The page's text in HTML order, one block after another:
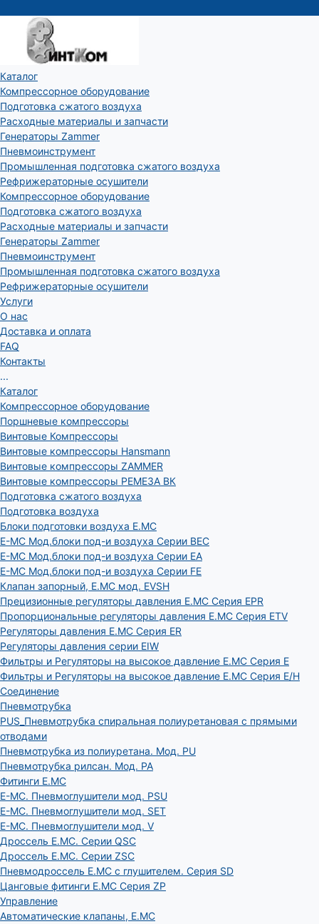
Каталог
Компрессорное оборудование
Подготовка сжатого воздуха
Расходные материалы и запчасти
Генераторы Zammer
Пневмоинструмент
Промышленная подготовка сжатого воздуха
Рефрижераторные осушители
Компрессорное оборудование
Подготовка сжатого воздуха
Расходные материалы и запчасти
Генераторы Zammer
Пневмоинструмент
Промышленная подготовка сжатого воздуха
Рефрижераторные осушители
Услуги
О нас
Доставка и оплата
FAQ
Контакты
...
Каталог
Компрессорное оборудование
Поршневые компрессоры
Винтовые Компрессоры
Винтовые компрессоры Hansmann
Винтовые компрессоры ZAMMER
Винтовые компрессоры РЕМЕЗА ВК
Подготовка сжатого воздуха
Подготовка воздуха
Блоки подготовки воздуха E.MC
E-MC Мод.блоки под-и воздуха Серии BEC
E-MC Мод.блоки под-и воздуха Серии EA
E-MC Мод.блоки под-и воздуха Серии FE
Клапан запорный, E.MC мод. EVSH
Прецизионные регуляторы давления E.MC Серия EPR
Пропорциональные регуляторы давления E.MC Серия ETV
Регуляторы давления E.MC Серия ER
Регуляторы давления серии EIW
Фильтры и Регуляторы на высокое давление E.MC Серия E
Фильтры и Регуляторы на высокое давление E.MC Серия E/H
Соединение
Пневмотрубка
PUS_Пневмотрубка спиральная полиуретановая с прямыми
отводами
Пневмотрубка из полиуретана. Мод. РU
Пневмотрубка рилсан. Мод. PA
Фитинги E.MC
E-MC. Пневмоглушители мод. PSU
E-MC. Пневмоглушители мод. SET
E-MC. Пневмоглушители мод. V
Дроссель E.MC. Серии QSC
Дроссель E.MC. Серии ZSC
Пневмодроссель E.MC с глушителем. Серия SD
Цанговые фитинги E.MC Серия ZP
Управление
Автоматические клапаны, Е.МС